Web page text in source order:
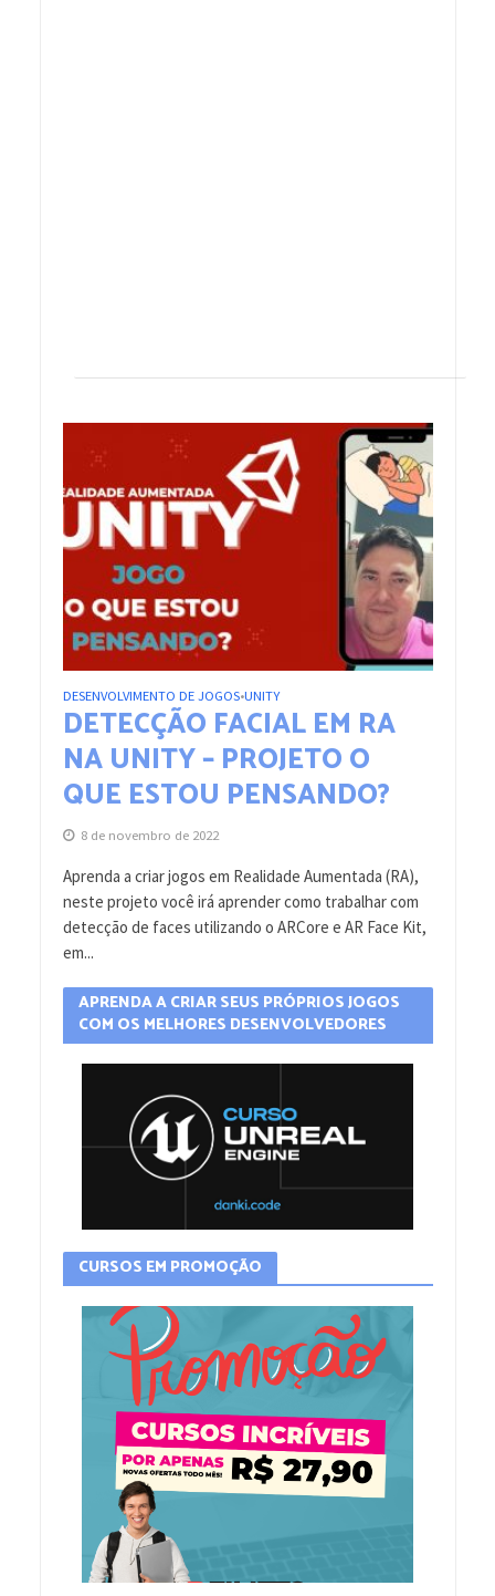
DESENVOLVIMENTO DE JOGOS•UNITY
DETECÇÃO FACIAL EM RA
NA UNITY – PROJETO O
QUE ESTOU PENSANDO?
8 de novembro de 2022
Aprenda a criar jogos em Realidade Aumentada (RA),
neste projeto você irá aprender como trabalhar com
detecção de faces utilizando o ARCore e AR Face Kit,
em...
APRENDA A CRIAR SEUS PRÓPRIOS JOGOS
COM OS MELHORES DESENVOLVEDORES
CURSOS EM PROMOÇÃO